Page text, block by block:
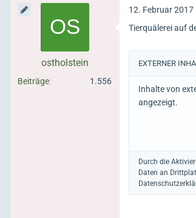
ostholstein
Beiträge 1.556
12. Februar 2017
Tierquälerei auf
EXTERNER
Inhalte von
angezeigt.
Durch die
Daten an